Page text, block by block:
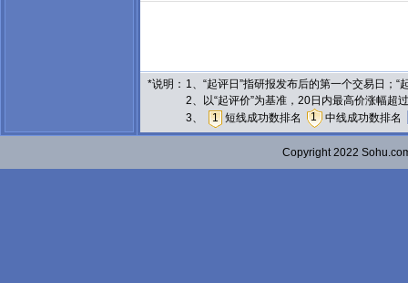
*说明： 1、“起评日”指研报发布后的第一个交易日；
2、以“起评价”为基准，20日内最高价涨幅
3、
1 短线成功数排名 1 中线成功数排名
Copyright 2022